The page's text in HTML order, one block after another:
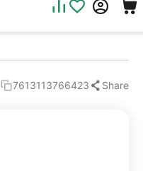
7613113766423 Share